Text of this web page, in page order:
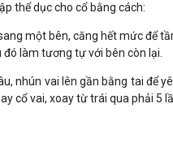
thể dục cho cổ bằng cách:
một bên, căng hết mức để
làm tương tự với bên còn lại.
nhún vai lên gần bằng tai để
cổ vai, xoay từ trái qua phải 5